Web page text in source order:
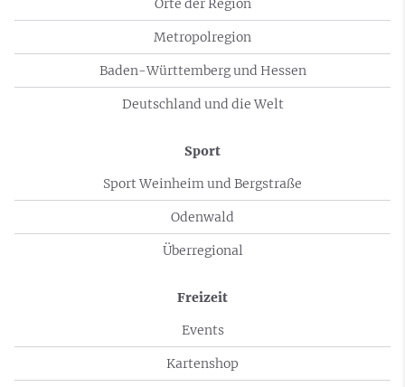
Orte der Region
Metropolregion
Baden-Württemberg und Hessen
Deutschland und die Welt
Sport
Sport Weinheim und Bergstraße
Odenwald
Überregional
Freizeit
Events
Kartenshop